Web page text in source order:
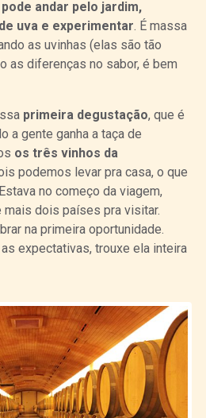
pode andar pelo jardim,
uva e experimentar . É massa
as uvinhas (elas são tão
as diferenças no sabor, é bem
primeira degustação, que é
a gente ganha a taça de
os três vinhos da
podemos levar pra casa, o que
no começo da viagem,
mais dois países pra visitar.
na primeira oportunidade.
expectativas, trouxe ela inteira